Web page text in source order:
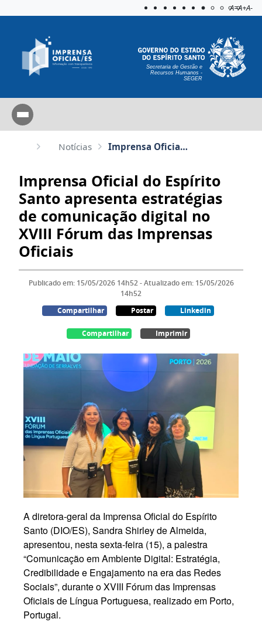
Aplicar
A=A+A-
Secretaria de Gestão e
Recursos Humanos -
SEGER
Notícias Imprensa Oficial do Espírito Santo apresenta estratégias de comunicação digital no XVIII Fórum das I...
Imprensa Oficial do Espírito
Santo apresenta estratégias
de comunicação digital no
XVIII Fórum das Imprensas
Oficiais
Publicado em: 15/05/2026 14h52 - Atualizado em: 15/05/2026
14h52
Compartilhar
Postar Linkedin
Compartilhar Imprimir
A diretora-geral da Imprensa Oficial do Espírito
Santo (DIO/ES), Sandra Shirley de Almeida,
apresentou, nesta sexta-feira (15), a palestra
“Comunicação em Ambiente Digital: Estratégia,
Credibilidade e Engajamento na era das Redes
Sociais”, durante o XVIII Fórum das Imprensas
Oficiais de Língua Portuguesa, realizado em Porto,
Portugal.